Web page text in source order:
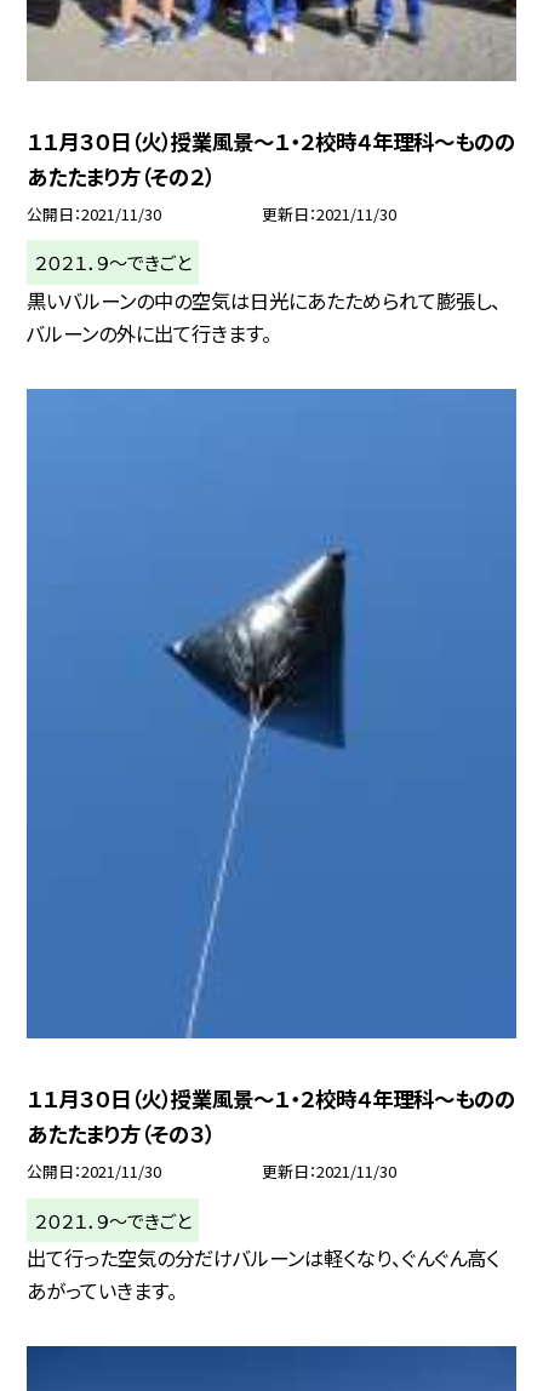
１１月３０日（火）授業風景〜１・２校時４年理科〜ものの
あたたまり方（その２）
公開日 2021/11/30 更新日 2021/11/30
２０２１．９〜できごと
黒いバルーンの中の空気は日光にあたためられて膨張し、
バルーンの外に出て行きます。
１１月３０日（火）授業風景〜１・２校時４年理科〜ものの
あたたまり方（その３）
公開日 2021/11/30 更新日 2021/11/30
２０２１．９〜できごと
出て行った空気の分だけバルーンは軽くなり、ぐんぐん高く
あがっていきます。